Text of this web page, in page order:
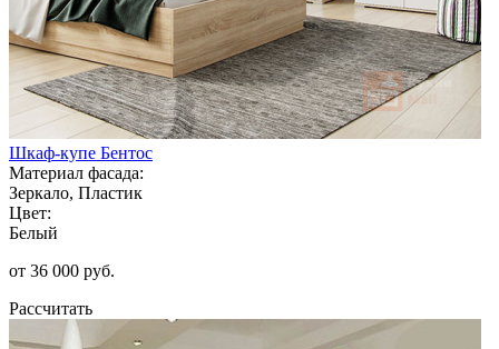
Шкаф-купе Бентос
Материал фасада:
Зеркало, Пластик
Цвет:
Белый
от 36 000 руб.
Рассчитать